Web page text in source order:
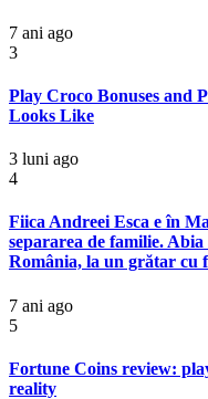
7 ani ago
3
Play Croco Bonuses and
Looks Like
3 luni ago
4
Fiica Andreei Esca e în
separarea de familie.
România, la un grătar cu
7 ani ago
5
Fortune Coins review:
reality